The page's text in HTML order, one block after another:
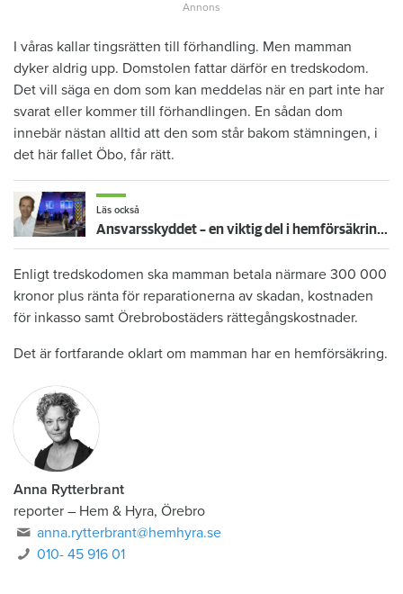
I våras kallar tingsrätten till förhandling. Men mamman
dyker aldrig upp. Domstolen fattar därför en tredskodom.
Det vill säga en dom som kan meddelas när en part inte har
svarat eller kommer till förhandlingen. En sådan dom
innebär nästan alltid att den som står bakom stämningen, i
det här fallet Öbo, får rätt.
Läs också
Ansvarsskyddet – en viktig del i hemförsäkringen
Enligt tredskodomen ska mamman betala närmare 300 000
kronor plus ränta för reparationerna av skadan, kostnaden
för inkasso samt Örebrobostäders rättegångskostnader.
Det är fortfarande oklart om mamman har en hemförsäkring.
Anna Rytterbrant
reporter – Hem & Hyra, Örebro
anna.rytterbrant@hemhyra.se
010- 45 916 01